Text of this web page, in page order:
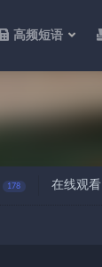
高频短语
178 在线观看